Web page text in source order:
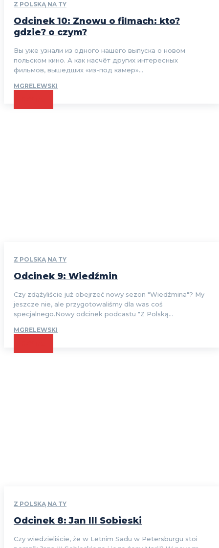
Z POLSKĄ NA TY
Odcinek 10: Znowu o filmach: kto?
gdzie? o czym?
Вы уже узнали из одного нашего выпуска о новом
польском кино. А как насчёт других интересных
фильмов, вышедших «из-под камер»...
MGRELEWSKI
Z POLSKĄ NA TY
Odcinek 9: Wiedźmin
Czy zdążyliście już obejrzeć nowy sezon "Wiedźmina"? My
jeszcze nie, ale przygotowaliśmy dla was coś
specjalnego.Nowy odcinek podcastu "Z Polską...
MGRELEWSKI
Z POLSKĄ NA TY
Odcinek 8: Jan III Sobieski
Czy wiedzieliście, że w Letnim Sadu w Petersburgu stoi